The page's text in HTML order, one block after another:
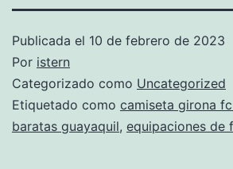
Publicada el 10 de febrero de 2023
Por istern
Categorizado como Uncategorized
Etiquetado como camiseta girona
baratas guayaquil, equipaciones de